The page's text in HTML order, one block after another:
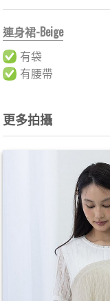
連身裙-Beige
有袋
有腰帶
更多拍攝